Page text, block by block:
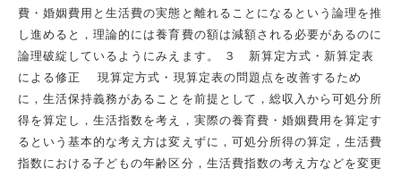
費・婚姻費用と生活費の実態と離れることになるという論理を推
し進めると，理論的には養育費の額は減額される必要があるのに
論理破綻しているようにみえます。 ３ 新算定方式・新算定表
による修正 現算定方式・現算定表の問題点を改善するため
に，生活保持義務があることを前提として，総収入から可処分所
得を算定し，生活指数を考え，実際の養育費・婚姻費用を算定す
るという基本的な考え方は変えずに，可処分所得の算定，生活費
指数における子どもの年齢区分，生活費指数の考え方などを変更